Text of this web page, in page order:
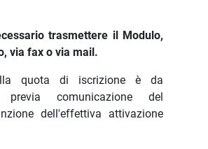
trasmettere il Modulo,
via fax o via mail.
quota di iscrizione è da
comunicazione del
dell'effettiva attivazione